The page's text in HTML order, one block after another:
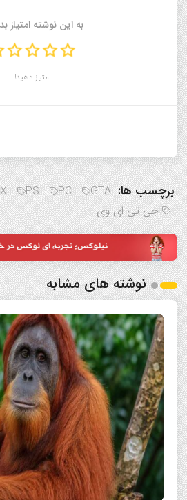
به این نوشته امتیاز
امتیاز دهید!
برچسب ها: GTA
PC
PS
جی تی ای وی
نوشته های مشابه